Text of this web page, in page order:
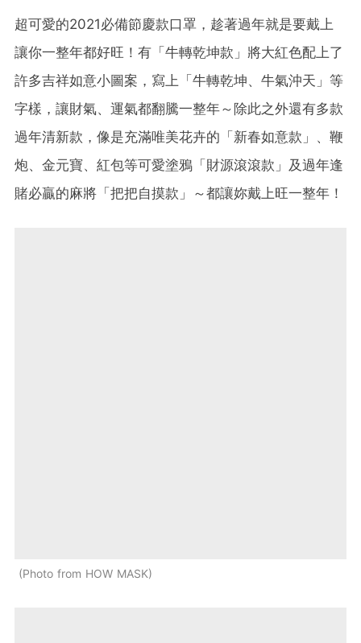
超可愛的2021必備節慶款口罩，趁著過年就是要戴上
讓你一整年都好旺！有「牛轉乾坤款」將大紅色配上了
許多吉祥如意小圖案，寫上「牛轉乾坤、牛氣沖天」等
字樣，讓財氣、運氣都翻騰一整年～除此之外還有多款
過年清新款，像是充滿唯美花卉的「新春如意款」、鞭
炮、金元寶、紅包等可愛塗鴉「財源滾滾款」及過年逢
賭必贏的麻將「把把自摸款」～都讓妳戴上旺一整年！
Photo from HOW MASK